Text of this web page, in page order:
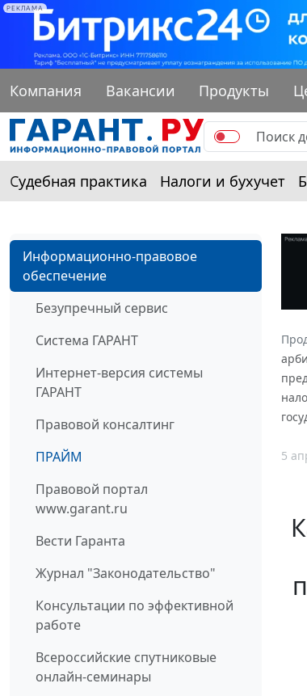
РЕКЛАМА
Компания Вакансии Продукты
Судебная практика Налоги и бухучет
Информационно-правовое
обеспечение
Безупречный сервис
Система ГАРАНТ
Интернет-версия системы
ГАРАНТ
Правовой консалтинг
ПРАЙМ
Правовой портал
www.garant.ru
Вести Гаранта
Журнал "Законодательство"
Консультации по эффективной
работе
Всероссийские спутниковые
онлайн-семинары
5